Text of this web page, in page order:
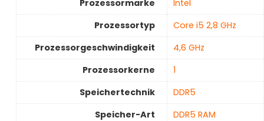
Prozessormarke
‎Intel
Prozessortyp
‎Core i5 2,8 GHz
Prozessorgeschwindigkeit
‎4,6 GHz
Prozessorkerne
1
Speichertechnik
‎DDR5
Speicher-Art
‎DDR5 RAM